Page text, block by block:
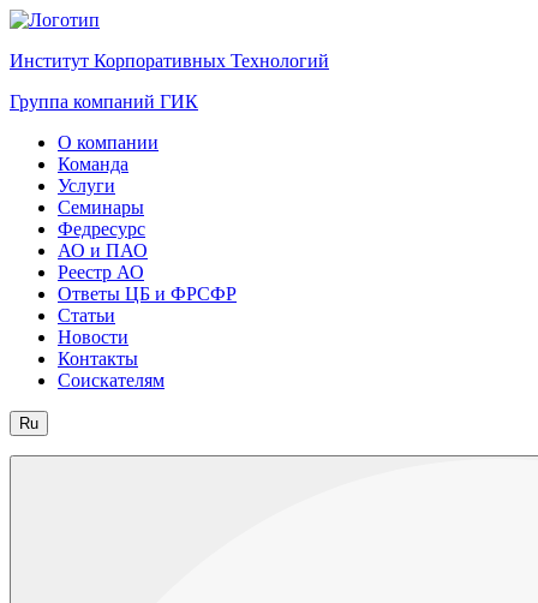
Институт Корпоративных Технологий
Группа компаний ГИК
О компании
Команда
Услуги
Семинары
Федресурс
АО и ПАО
Реестр АО
Ответы ЦБ и ФРСФР
Статьи
Новости
Контакты
Соискателям
Ru